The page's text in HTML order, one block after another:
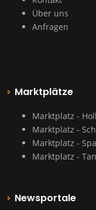
Über uns
Anfragen
Marktplätze
Marktplatz -
Marktplatz -
Marktplatz -
Marktplatz -
Newsportale